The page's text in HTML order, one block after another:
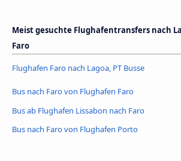
Meist gesuchte Flughafentransfers nach
Faro
Flughafen Faro nach Lagoa, PT Busse
Bus nach Faro von Flughafen Faro
Bus ab Flughafen Lissabon nach Faro
Bus nach Faro von Flughafen Porto